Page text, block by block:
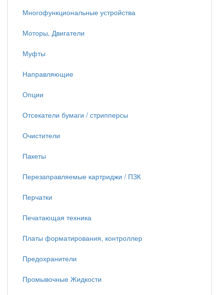
Многофункциональные устройства
Моторы, Двигатели
Муфты
Направляющие
Опции
Отсекатели бумаги / стрипперсы
Очистители
Пакеты
Перезаправляемые картриджи / ПЗК
Перчатки
Печатающая техника
Платы форматирования, контроллер
Предохранители
Промывочные Жидкости